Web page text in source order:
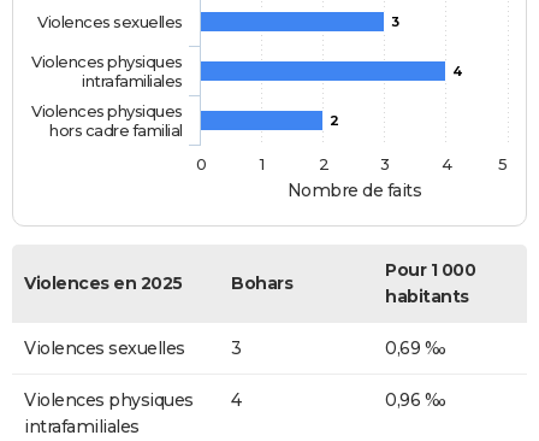
Nombre de faits
3
4
2
Violences sexuelles
Violences physiques
intrafamiliales
Violences physiques
hors cadre familial
0
1 2 3 4 5
Violences en 2025 Bohars
Pour 1 000
habitants
Violences sexuelles 3 0,69 ‰
Violences physiques
intrafamiliales
4 0,96 ‰